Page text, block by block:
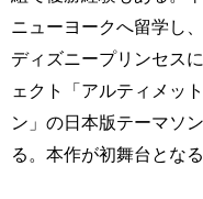
ニューヨークへ留学し
ディズニープリンセス
ェクト「アルティメッ
ン」の日本版テーマソ
る。本作が初舞台となる